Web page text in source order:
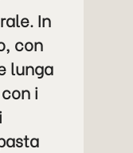
In
con
lunga
i